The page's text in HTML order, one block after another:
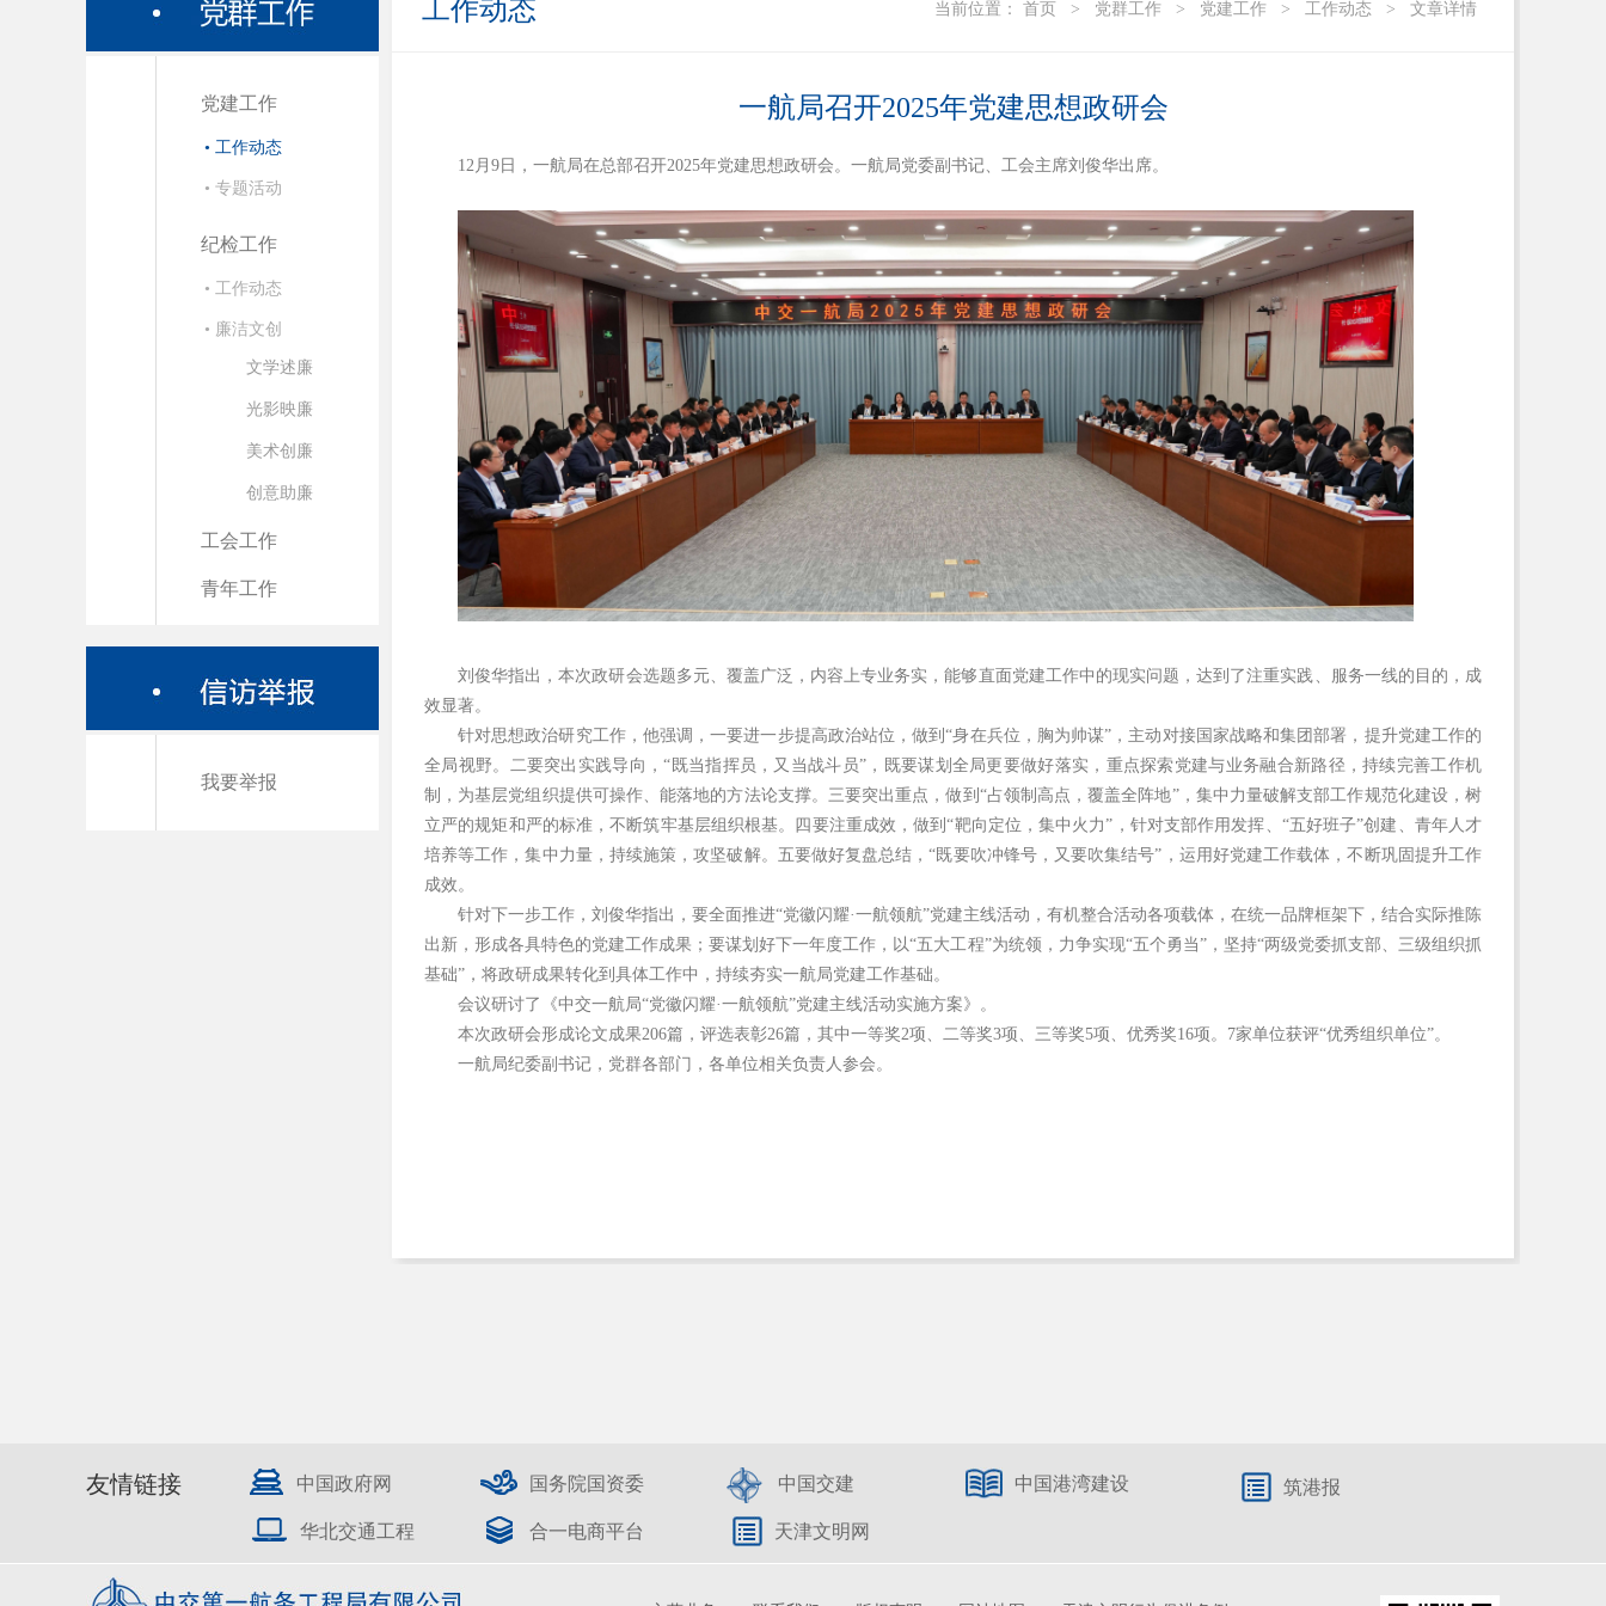
党建工作
• 工作动态
• 专题活动
纪检工作
• 工作动态
• 廉洁文创
文学述廉
光影映廉
美术创廉
创意助廉
工会工作
青年工作
我要举报
工作动态 当前位置： 首页 > 党群工作 > 党建工作 > 工作动态 > 文章详情
一航局召开2025年党建思想政研会
12月9日，一航局在总部召开2025年党建思想政研会。一航局党委副书记、工会主席刘俊华出席。
刘俊华指出，本次政研会选题多元、覆盖广泛，内容上专业务实，能够直面党建工作中的现实问题，达到了注重实践、服务一线的目的，成
效显著。
针对思想政治研究工作，他强调，一要进一步提高政治站位，做到“身在兵位，胸为帅谋”，主动对接国家战略和集团部署，提升党建工作的
全局视野。二要突出实践导向，“既当指挥员，又当战斗员”，既要谋划全局更要做好落实，重点探索党建与业务融合新路径，持续完善工作机
制，为基层党组织提供可操作、能落地的方法论支撑。三要突出重点，做到“占领制高点，覆盖全阵地”，集中力量破解支部工作规范化建设，树
立严的规矩和严的标准，不断筑牢基层组织根基。四要注重成效，做到“靶向定位，集中火力”，针对支部作用发挥、“五好班子”创建、青年人才
培养等工作，集中力量，持续施策，攻坚破解。五要做好复盘总结，“既要吹冲锋号，又要吹集结号”，运用好党建工作载体，不断巩固提升工作
成效。
针对下一步工作，刘俊华指出，要全面推进“党徽闪耀·一航领航”党建主线活动，有机整合活动各项载体，在统一品牌框架下，结合实际推陈
出新，形成各具特色的党建工作成果；要谋划好下一年度工作，以“五大工程”为统领，力争实现“五个勇当”，坚持“两级党委抓支部、三级组织抓
基础”，将政研成果转化到具体工作中，持续夯实一航局党建工作基础。
会议研讨了《中交一航局“党徽闪耀·一航领航”党建主线活动实施方案》。
本次政研会形成论文成果206篇，评选表彰26篇，其中一等奖2项、二等奖3项、三等奖5项、优秀奖16项。7家单位获评“优秀组织单位”。
一航局纪委副书记，党群各部门，各单位相关负责人参会。
友情链接 中国政府网 国务院国资委 中国交建 中国港湾建设 筑港报
华北交通工程 合一电商平台 天津文明网